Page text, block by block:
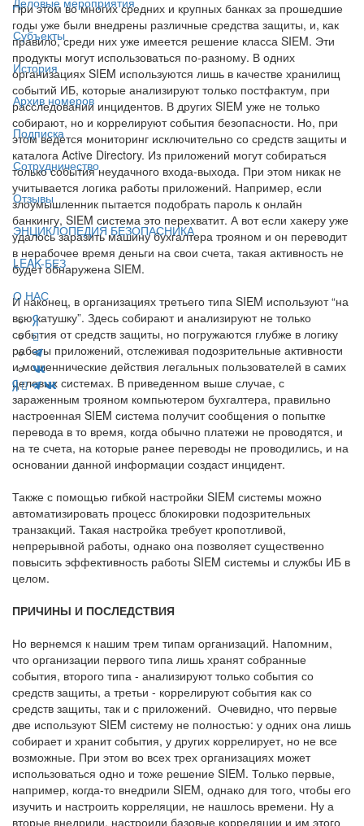
Субъекты
История
Архив номеров
Подписка
Сотрудничество
Отзывы
ЭНЦИКЛОПЕДИЯ БЕЗОПАСНИКА
LEAK-БЕЗ
О НАС
При этом во многих средних и крупных банках за прошедшие
годы уже были внедрены различные средства защиты, и, как
правило, среди них уже имеется решение класса SIEM. Эти
продукты могут использоваться по-разному. В одних
организациях SIEM используются лишь в качестве хранилищ
событий ИБ, которые анализируют только постфактум, при
расследовании инцидентов. В других SIEM уже не только
собирают, но и коррелируют события безопасности. Но, при
этом ведется мониторинг исключительно со средств защиты и
каталога Active Directory. Из приложений могут собираться
только события неудачного входа-выхода. При этом никак не
учитывается логика работы приложений. Например, если
злоумышленник пытается подобрать пароль к онлайн
банкингу, SIEM система это перехватит. А вот если хакеру уже
удалось заразить машину бухгалтера трояном и он переводит
в нерабочее время деньги на свои счета, такая активность не
будет обнаружена SIEM.
И наконец, в организациях третьего типа SIEM используют “на
всю катушку”. Здесь собирают и анализируют не только
события от средств защиты, но погружаются глубже в логику
работы приложений, отслеживая подозрительные активности
и мошеннические действия легальных пользователей в самих
целевых системах. В приведенном выше случае, с
зараженным трояном компьютером бухгалтера, правильно
настроенная SIEM система получит сообщения о попытке
перевода в то время, когда обычно платежи не проводятся, и
на те счета, на которые ранее переводы не проводились, и на
основании данной информации создаст инцидент.
Также с помощью гибкой настройки SIEM системы можно
автоматизировать процесс блокировки подозрительных
транзакций. Такая настройка требует кропотливой,
непрерывной работы, однако она позволяет существенно
повысить эффективность работы SIEM системы и службы ИБ в
целом.
ПРИЧИНЫ И ПОСЛЕДСТВИЯ
Но вернемся к нашим трем типам организаций. Напомним,
что организации первого типа лишь хранят собранные
события, второго типа - анализируют только события со
средств защиты, а третьи - коррелируют события как со
средств защиты, так и с приложений. Очевидно, что первые
две используют SIEM систему не полностью: у одних она лишь
собирает и хранит события, у других коррелирует, но не все
возможные. При этом во всех трех организациях может
использоваться одно и тоже решение SIEM. Только первые,
например, когда-то внедрили SIEM, однако для того, чтобы его
изучить и настроить корреляции, не нашлось времени. Ну а
вторые внедрили, настроили базовые корреляции и им этого